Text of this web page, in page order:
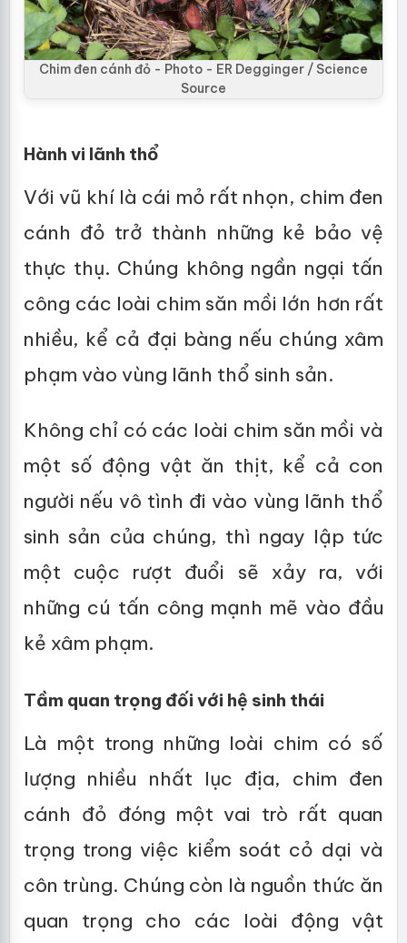
Chim đen cánh đỏ - Photo - ER Degginger / Science
Source
Hành vi lãnh thổ
Với vũ khí là cái mỏ rất nhọn, chim đen
cánh đỏ trở thành những kẻ bảo vệ
thực thụ. Chúng không ngần ngại tấn
công các loài chim săn mồi lớn hơn rất
nhiều, kể cả đại bàng nếu chúng xâm
phạm vào vùng lãnh thổ sinh sản.
Không chỉ có các loài chim săn mồi và
một số động vật ăn thịt, kể cả con
người nếu vô tình đi vào vùng lãnh thổ
sinh sản của chúng, thì ngay lập tức
một cuộc rượt đuổi sẽ xảy ra, với
những cú tấn công mạnh mẽ vào đầu
kẻ xâm phạm.
Tầm quan trọng đối với hệ sinh thái
Là một trong những loài chim có số
lượng nhiều nhất lục địa, chim đen
cánh đỏ đóng một vai trò rất quan
trọng trong việc kiểm soát cỏ dại và
côn trùng. Chúng còn là nguồn thức ăn
quan trọng cho các loài động vật